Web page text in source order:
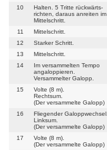
10
Halten. 5 Tritte rückwärts-
richten, daraus anreiten im
Mittelschritt.
11
Mittelschritt.
12
Starker Schritt.
13
Mittelschritt.
14
Im versammelten Tempo
angaloppieren.
Versammelter Galopp.
15
Volte (8 m).
Rechtsum.
(Der versammelte Galopp)
16
Fliegender Galoppwechsel.
Linksum.
(Der versammelte Galopp)
17
Volte (8 m).
(Der versammelte Galopp)